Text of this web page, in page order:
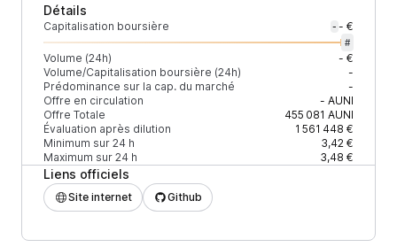
Détails
Capitalisation boursière - - €
#
Volume (24h)
- €
Volume/Capitalisation boursière (24h)
-
Prédominance sur la cap. du marché
-
Offre en circulation
- AUNI
Offre Totale
455 081 AUNI
Évaluation après dilution
1 561 448 €
Minimum sur 24 h
3,42 €
Maximum sur 24 h
3,48 €
Liens officiels
Site internet Github